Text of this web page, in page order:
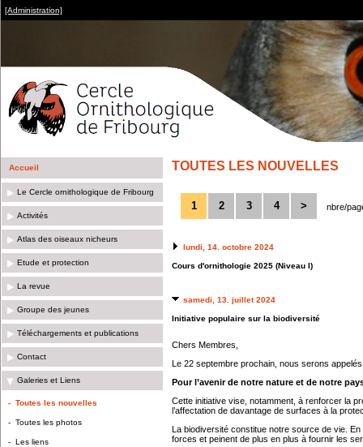
[Administration]
Accueil
Le Cercle ornithologique de Fribourg
Activités
Atlas des oiseaux nicheurs
Etude et protection
La revue
Groupe des jeunes
Téléchargements et publications
Contact
Galeries et Liens
- Toutes les nouvelles
- Toutes les photos
- Les liens
TOUTES LES NOUVELLES
1 2 3 4 > nbre/
lundi, 14. octobre 2024
Cours d'ornithologie 2025 (Niveau I)
samedi, 13. juillet 2024
Initiative populaire sur la biodiversité
Chers Membres,
Le 22 septembre prochain, nous serons
Pour l’avenir de notre nature et de notre
Cette initiative vise, notamment, à renforcer la
l’affectation de davantage de surfaces à la
La biodiversité constitue notre source de vie.
forces et peinent de plus en plus à fournir les